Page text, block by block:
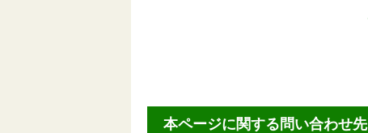
本ページに関する問い合わせ先